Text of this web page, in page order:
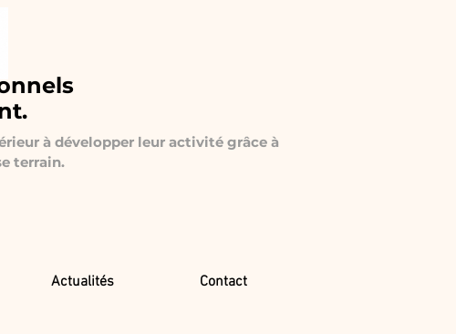
à développer leur activité grâce à
terrain.
Actualités Contact